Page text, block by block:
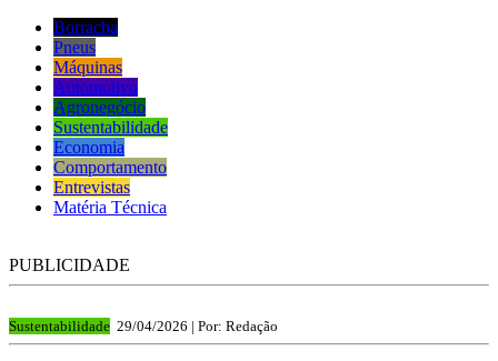
Borracha
Pneus
Máquinas
Automotivo
Agronegócio
Sustentabilidade
Economia
Comportamento
Entrevistas
Matéria Técnica
PUBLICIDADE
Sustentabilidade 29/04/2026 | Por: Redação